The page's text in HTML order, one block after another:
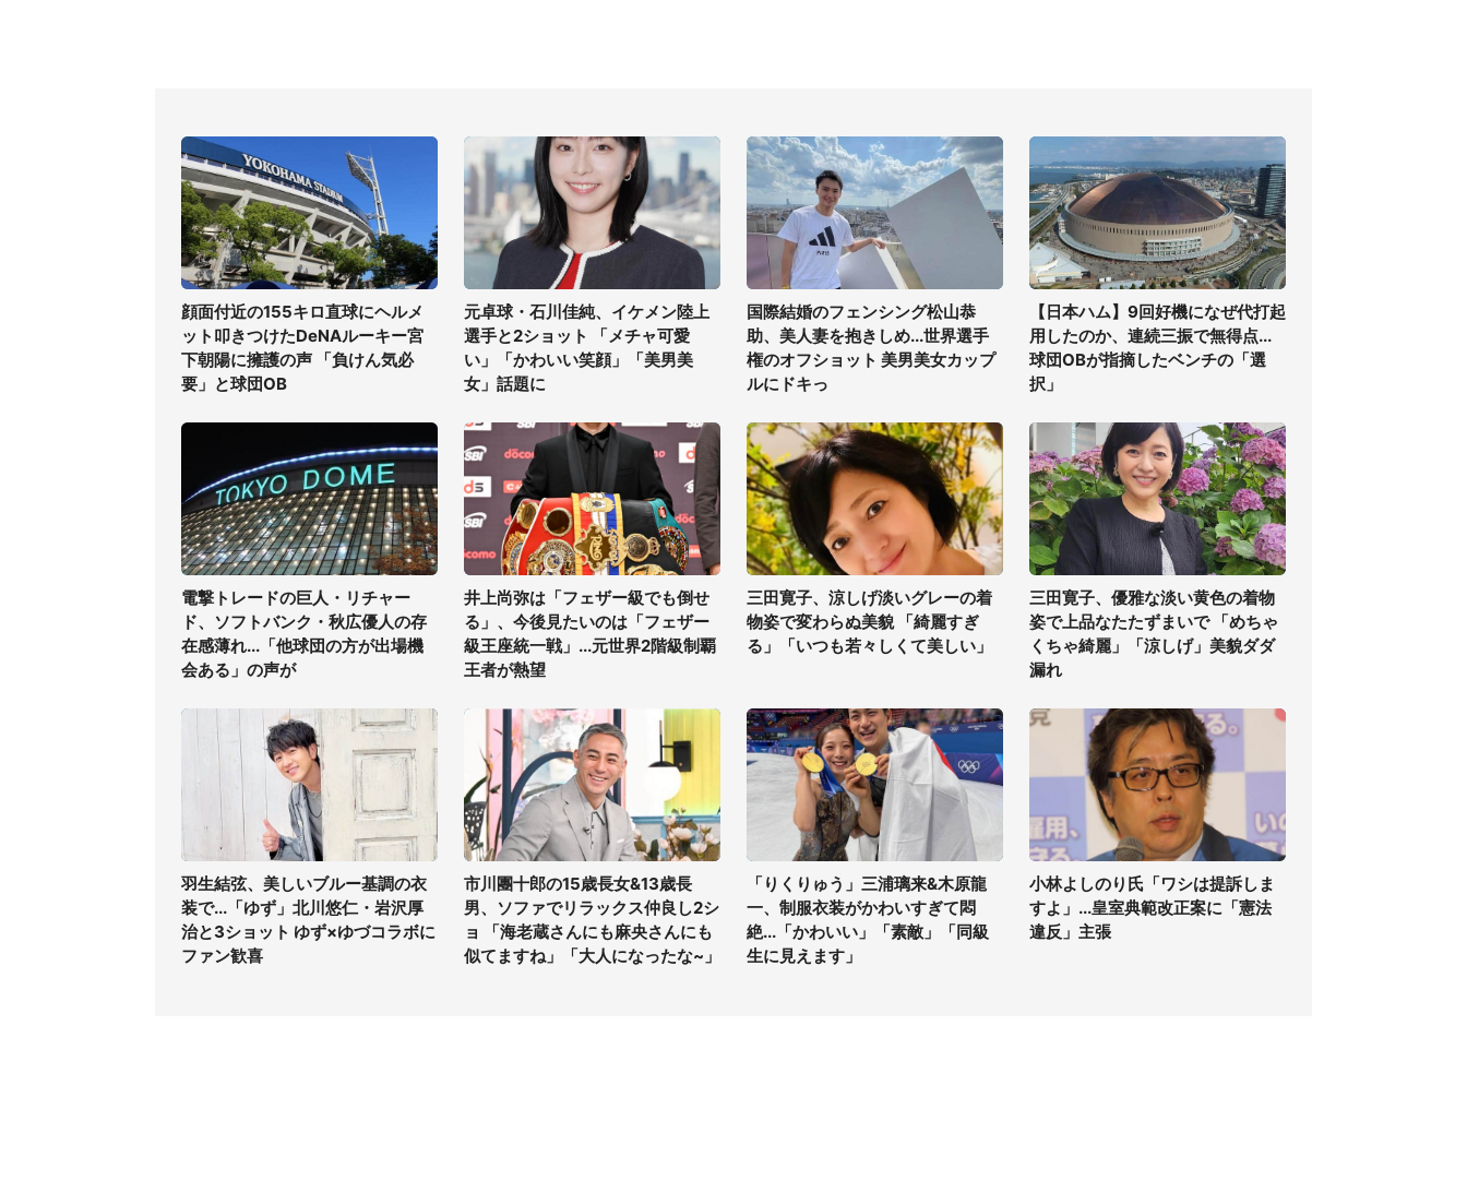
顔面付近の155キロ直球にヘルメ
ット叩きつけたDeNAルーキー宮
下朝陽に擁護の声 「負けん気必
要」と球団OB
元卓球・石川佳純、イケメン陸上
選手と2ショット 「メチャ可愛
い」「かわいい笑顔」「美男美
女」話題に
国際結婚のフェンシング松山恭
助、美人妻を抱きしめ...世界選手
権のオフショット 美男美女カップ
ルにドキっ
【日本ハム】9回好機になぜ代打起
用したのか、連続三振で無得点...
球団OBが指摘したベンチの「選
択」
電撃トレードの巨人・リチャー
ド、ソフトバンク・秋広優人の存
在感薄れ...「他球団の方が出場機
会ある」の声が
井上尚弥は「フェザー級でも倒せ
る」、今後見たいのは「フェザー
級王座統一戦」...元世界2階級制覇
王者が熱望
三田寛子、涼しげ淡いグレーの着
物姿で変わらぬ美貌 「綺麗すぎ
る」「いつも若々しくて美しい」
三田寛子、優雅な淡い黄色の着物
姿で上品なたたずまいで 「めちゃ
くちゃ綺麗」「涼しげ」美貌ダダ
漏れ
羽生結弦、美しいブルー基調の衣
装で...「ゆず」北川悠仁・岩沢厚
治と3ショット ゆず×ゆづコラボに
ファン歓喜
市川團十郎の15歳長女&13歳長
男、ソファでリラックス仲良し2シ
ョ 「海老蔵さんにも麻央さんにも
似てますね」「大人になったな~」
「りくりゅう」三浦璃来&木原龍
一、制服衣装がかわいすぎて悶
絶...「かわいい」「素敵」「同級
生に見えます」
小林よしのり氏「ワシは提訴しま
すよ」...皇室典範改正案に「憲法
違反」主張